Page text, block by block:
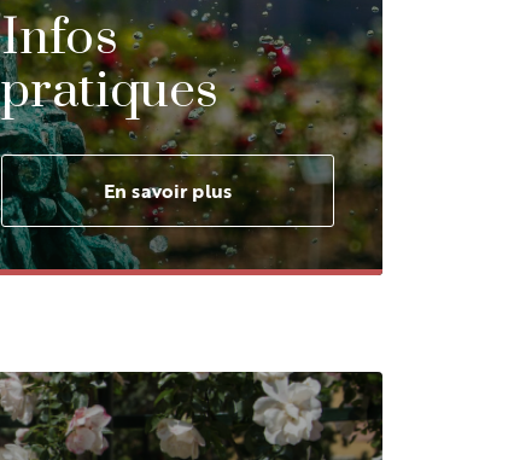
Infos
pratiques
En savoir plus